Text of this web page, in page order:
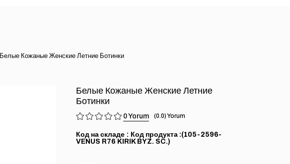
Белые Кожаные Женские Летние Ботинки
Белые Кожаные Женские Летние
Ботинки
0 0.0
Код на складе
(105-2596-
VENUS R76 KIRIK BYZ. SC.)